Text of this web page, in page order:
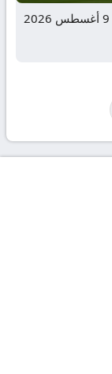
مباراة انتر ميامي و مونتيري بث مباشر بتاريخ 9 أغسطس 2026